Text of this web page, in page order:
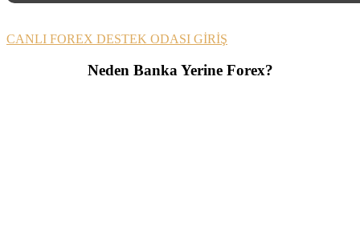
CANLI FOREX DESTEK ODASI GİRİŞ
Neden Banka Yerine Forex?